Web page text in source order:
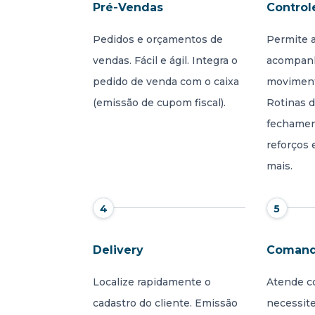
Pré-Vendas
Pedidos e orçamentos de
vendas. Fácil e ágil. Integra o
pedido de venda com o caixa
(emissão de cupom fiscal).
Permite
Rotinas
reforços
mais.
4
Delivery
Localize rapidamente o
cadastro do cliente. Emissão
5
Atende